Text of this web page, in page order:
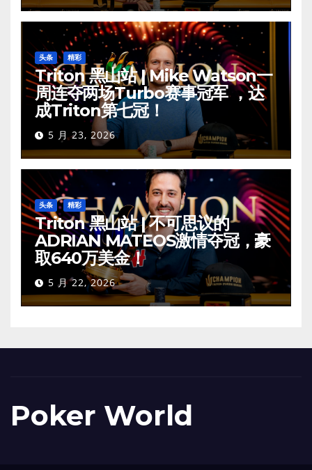
头条 精彩
Triton 黑山站 | Mike Watson一
周连夺两场Turbo赛事冠军 ，达
成Triton第七冠！
5 月 23, 2026
头条 精彩
Triton 黑山站 | 不可思议的
ADRIAN MATEOS激情夺冠，豪
取640万美金！
5 月 22, 2026
Poker World